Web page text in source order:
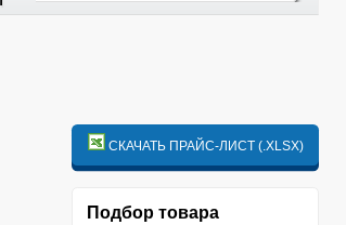
СКАЧАТЬ ПРАЙС-ЛИСТ (.XLSX)
Подбор товара